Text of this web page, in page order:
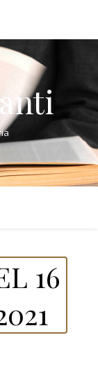
16